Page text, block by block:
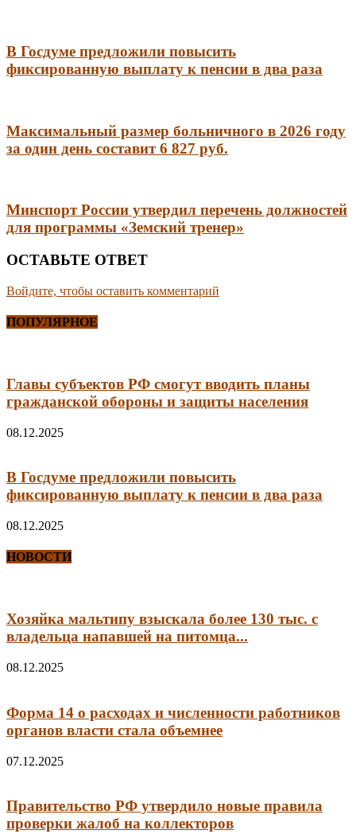
В Госдуме предложили повысить
фиксированную выплату к пенсии в два раза
Максимальный размер больничного в 2026 году
за один день составит 6 827 руб.
Минспорт России утвердил перечень должностей
для программы «Земский тренер»
ОСТАВЬТЕ ОТВЕТ
Войдите, чтобы оставить комментарий
ПОПУЛЯРНОЕ
Главы субъектов РФ смогут вводить планы
гражданской обороны и защиты населения
08.12.2025
В Госдуме предложили повысить
фиксированную выплату к пенсии в два раза
08.12.2025
НОВОСТИ
Хозяйка мальтипу взыскала более 130 тыс. с
владельца напавшей на питомца...
08.12.2025
Форма 14 о расходах и численности работников
органов власти стала объемнее
07.12.2025
Правительство РФ утвердило новые правила
проверки жалоб на коллекторов